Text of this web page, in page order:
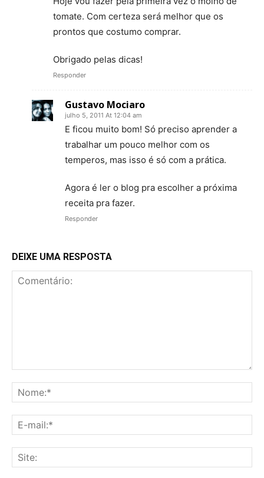
tomate. Com certeza será melhor que os
prontos que costumo comprar.
Obrigado pelas dicas!
Responder
Gustavo Mociaro
julho 5, 2011 At 12:04 am
E ficou muito bom! Só preciso aprender a
trabalhar um pouco melhor com os
temperos, mas isso é só com a prática.
Agora é ler o blog pra escolher a próxima
receita pra fazer.
Responder
DEIXE UMA RESPOSTA